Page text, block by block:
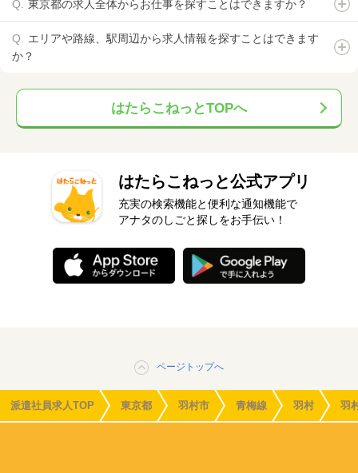
東京都の求人全体からお仕事を探すことはできますか？
エリアや路線、駅周辺から求人情報を探すことはできます
か？
はたらこねっとTOPへ
はたらこねっと公式アプリ
充実の検索機能と便利な通知機能で
アナタのしごと探しをお手伝い！
ページトップへ
派遣社員求人TOP 東京都 羽村市 青梅線 羽村 羽